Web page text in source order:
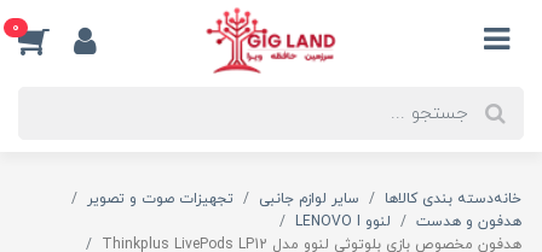
0
خانهدسته بندی کالاها سایر لوازم جانبی
تجهیزات صوت و تصویر
هدفون و هدست
لنوو LENOVO I
هدفون مخصوص بازی بلوتوثی لنوو مدل Thinkplus LivePods LP12